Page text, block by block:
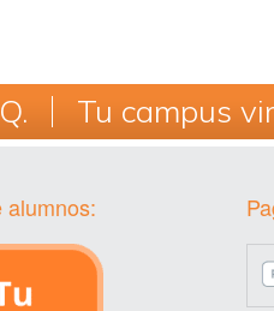
Tu campus
alumnos: